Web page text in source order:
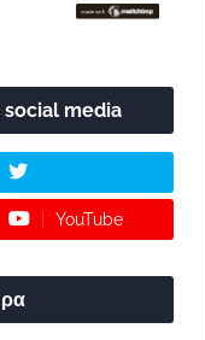
social media
YouTube